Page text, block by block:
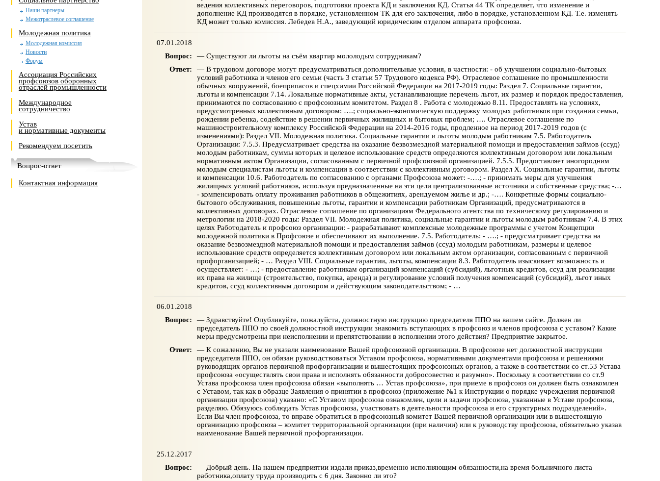
Наши партнеры
Межотраслевое соглашение
Молодежная политика
Молодежная комиссия
Новости
Форум
Ассоциация Российских
профсоюзов оборонных
отраслей промышленности
Международное
сотрудничество
Устав
и нормативные документы
Рекомендуем посетить
Вопрос-ответ
Контактная информация
ведения коллективных переговоров, подготовки проекта КД и заключения КД. Статья 44 ТК определяет, что изменение и
дополнение КД производятся в порядке, установленном ТК для его заключения, либо в порядке, установленном КД. Т.е. изменять
КД может только комиссия. Лебедев Н.А., заведующий юридическим отделом аппарата профсоюза.
07.01.2018
Вопрос:
— Существуют ли льготы на съём квартир мололодым сотрудникам?
Ответ:
— В трудовом договоре могут предусматриваться дополнительные условия, в частности: - об улучшении социально-бытовых
условий работника и членов его семьи (часть 3 статьи 57 Трудового кодекса РФ). Отраслевое соглашение по промышленности
обычных вооружений, боеприпасов и спецхимии Российской Федерации на 2017-2019 годы: Раздел 7. Социальные гарантии,
льготы и компенсации 7.14. Локальные нормативные акты, устанавливающие перечень льгот, их размер и порядок предоставления,
принимаются по согласованию с профсоюзным комитетом. Раздел 8 . Работа с молодежью 8.11. Предоставлять на условиях,
предусмотренных коллективным договором: ….; социально-экономическую поддержку молодых работников при создании семьи,
рождении ребенка, содействие в решении первичных жилищных и бытовых проблем; …. Отраслевое соглашение по
машиностроительному комплексу Российской Федерации на 2014-2016 годы, продленное на период 2017-2019 годов (с
изменениями): Раздел VII. Молодежная политика. Социальные гарантии и льготы молодым работникам 7.5. Работодатель
Организации: 7.5.3. Предусматривает средства на оказание безвозмездной материальной помощи и предоставления займов (ссуд)
молодым работникам, суммы которых и целевое использование средств определяются коллективным договором или локальным
нормативным актом Организации, согласованным с первичной профсоюзной организацией. 7.5.5. Предоставляет иногородним
молодым специалистам льготы и компенсации в соответствии с коллективным договором. Раздел X. Социальные гарантии, льготы
и компенсации 10.6. Работодатель по согласованию с органами Профсоюза может: -….; - принимать меры для улучшения
жилищных условий работников, используя предназначенные на эти цели централизованные источники и собственные средства; -…
- компенсировать оплату проживания работников в общежитиях, арендуемом жилье и др.; -…. Конкретные формы социально-
бытового обслуживания, повышенные льготы, гарантии и компенсации работникам Организаций, предусматриваются в
коллективных договорах. Отраслевое соглашение по организациям Федерального агентства по техническому регулированию и
метрологии на 2018-2020 годы: Раздел VII. Молодежная политика, социальные гарантии и льготы молодым работникам 7.4. В этих
целях Работодатель и профсоюз организации: - разрабатывают комплексные молодежные программы с учетом Концепции
молодежной политики в Профсоюзе и обеспечивают их выполнение. 7.5. Работодатель: - ….; - предусматривает средства на
оказание безвозмездной материальной помощи и предоставления займов (ссуд) молодым работникам, размеры и целевое
использование средств определяется коллективным договором или локальным актом организации, согласованным с первичной
профорганизацией; - … Раздел VIII. Социальные гарантии, льготы, компенсации 8.3. Работодатель изыскивает возможность и
осуществляет: - …; - предоставление работникам организаций компенсаций (субсидий), льготных кредитов, ссуд для реализации
их права на жилище (строительство, покупка, аренда) и регулирование условий получения компенсаций (субсидий), льгот иных
кредитов, ссуд коллективным договором и действующим законодательством; - …
06.01.2018
Вопрос:
— Здравствуйте! Опубликуйте, пожалуйста, должностную инструкцию председателя ППО на вашем сайте. Должен ли
председатель ППО по своей должностной инструкции знакомить вступающих в профсоюз и членов профсоюза с уставом? Какие
меры предусмотрены при неисполнении и препятствовании в исполнении этого действия? Предприятие закрытое.
Ответ:
— К сожалению, Вы не указали наименование Вашей профсоюзной организации. В профсоюзе нет должностной инструкции
председателя ППО, он обязан руководствоваться Уставом профсоюза, нормативными документами профсоюза и решениями
руководящих органов первичной профорганизации и вышестоящих профсоюзных органов, а также в соответствии со ст.53 Устава
профсоюза «осуществлять свои права и исполнять обязанности добросовестно и разумно». Поскольку в соответствии со ст.9
Устава профсоюза член профсоюза обязан «выполнять … Устав профсоюза», при приеме в профсоюз он должен быть ознакомлен
с Уставом, так как в образце Заявления о принятии в профсоюз (приложение №1 к Инструкции о порядке учреждения первичной
организации профсоюза) указано: «С Уставом профсоюза ознакомлен, цели и задачи профсоюза, указанные в Уставе профсоюза,
разделяю. Обязуюсь соблюдать Устав профсоюза, участвовать в деятельности профсоюза и его структурных подразделений».
Если Вы член профсоюза, то вправе обратиться в профсоюзный комитет Вашей первичной организации или в вышестоящую
организацию профсоюза – комитет территориальной организации (при наличии) или к руководству профсоюза, обязательно указав
наименование Вашей первичной профорганизации.
25.12.2017
Вопрос:
— Добрый день. На нашем предприятии издали приказ,временно исполняющим обязанности,на время больничного листа
работника,оплату труда производить с 6 дня. Законно ли это?